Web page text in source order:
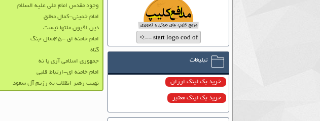
وجود مقدس امام علی علیه السلام
امام خمینی-کمال مطلق
دین افیون ملتها نیست
امام خامنه ای -۴۵سال جنگ
گناه
جمهوری اسلامی آری یا نه
امام خامنه ای-ارتباط قلبی
نهیب رهبر انقلاب به رژیم آل سعود
تبلیغات
خرید بک لینک ارزان
خرید بک لینک معتبر